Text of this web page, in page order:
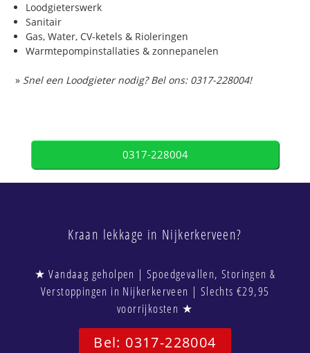
Loodgieterswerk
Sanitair
Gas, Water, CV-ketels & Rioleringen
Warmtepompinstallaties & zonnepanelen
» Snel een Loodgieter nodig? Bel ons: 0317-228004!
0317-228004
Kraan lekkage in Nijkerkerveen?
★ Vandaag geholpen | Spoedgevallen, Storingen &
Verstoppingen in Nijkerkerveen | Slechts €29,95
voorrijkosten ★
Bel: 0317-228004